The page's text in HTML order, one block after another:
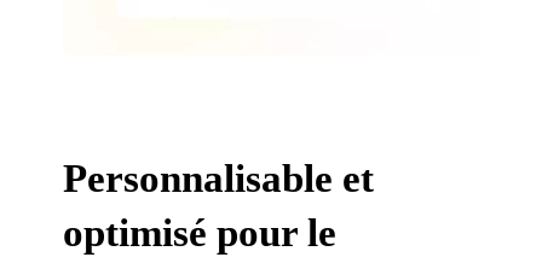
Personnalisable et
optimisé pour le